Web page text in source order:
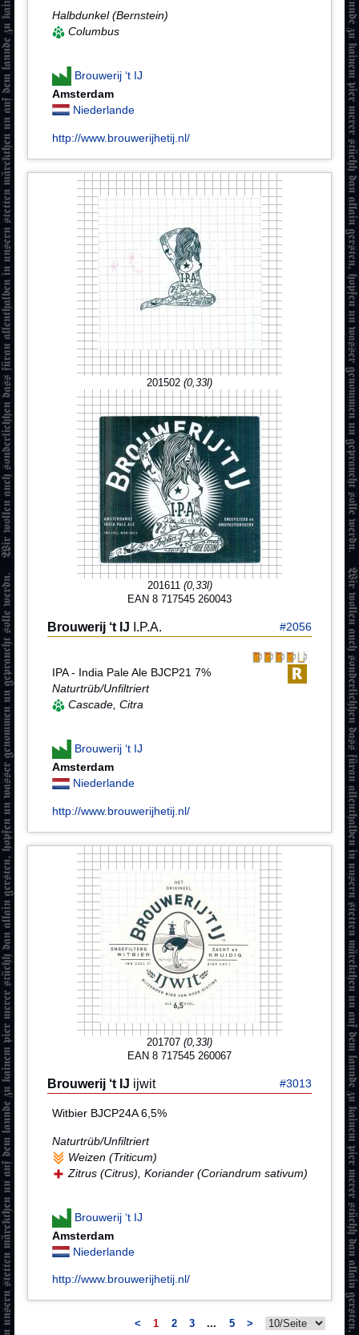
Halbdunkel (Bernstein)
Columbus
Brouwerij ‘t IJ
Amsterdam
Niederlande
http://www.brouwerijhetij.nl/
201502 (0,33l)
201611 (0,33l)
EAN 8 717545 260043
Brouwerij ‘t IJ I.P.A. #2056
IPA - India Pale Ale BJCP21 7%
Naturtrüb/Unfiltriert
Cascade, Citra
Brouwerij ‘t IJ
Amsterdam
Niederlande
http://www.brouwerijhetij.nl/
201707 (0,33l)
EAN 8 717545 260067
Brouwerij ‘t IJ ijwit #3013
Witbier BJCP24A 6,5%
Naturtrüb/Unfiltriert
Weizen (Triticum)
Zitrus (Citrus), Koriander (Coriandrum sativum)
Brouwerij ‘t IJ
Amsterdam
Niederlande
http://www.brouwerijhetij.nl/
< 1 2 3 ... 5 >